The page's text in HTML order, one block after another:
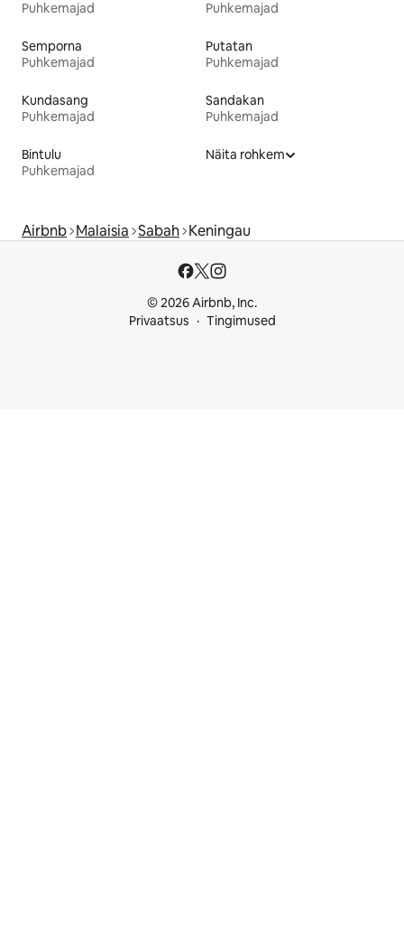
Puhkemajad Puhkemajad
Semporna
Puhkemajad
Putatan
Puhkemajad
Kundasang
Puhkemajad
Sandakan
Puhkemajad
Bintulu
Puhkemajad
Näita rohkem
Airbnb Malaisia Sabah Keningau
© 2026 Airbnb, Inc.
Privaatsus
Tingimused